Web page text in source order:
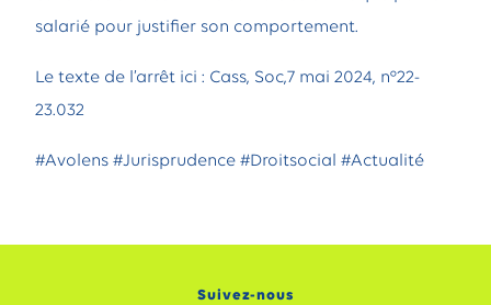
salarié pour justifier son comportement.
Le texte de l’arrêt ici : Cass, Soc,7 mai 2024, n°22-
23.032
#Avolens #Jurisprudence #Droitsocial #Actualité
Suivez-nous